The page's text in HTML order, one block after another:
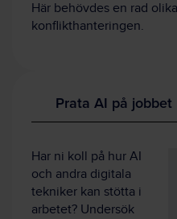
Här behövdes en rad
konflikthanteringen.
Prata AI på jobbet
Har ni koll på hur AI
och andra digitala
tekniker kan stötta i
arbetet? Undersök